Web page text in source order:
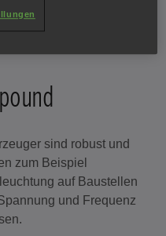
sind robust und
zum Beispiel
auf Baustellen
und Frequenz